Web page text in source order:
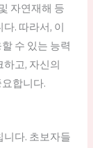
자연재해 등
. 따라서, 이
수 있는 능력
고, 자신의
합니다.
니다. 초보자들